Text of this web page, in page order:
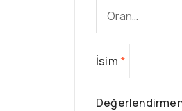
İsim *